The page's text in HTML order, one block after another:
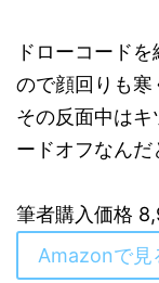
ドローコード
ので顔回りも寒
その反面中は
ードオフなんだ
筆者購入価格
Amazonで見